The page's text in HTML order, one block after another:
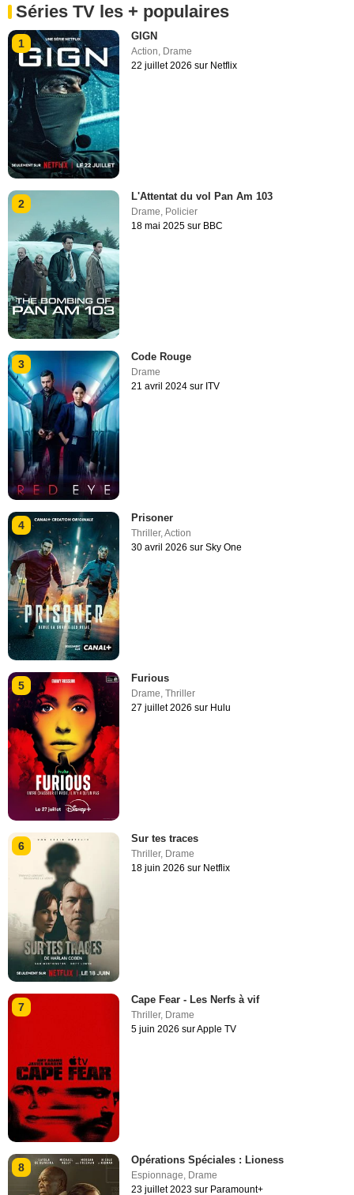
Séries TV les + populaires
1
GIGN
Action Drame
22 juillet 2026 sur Netflix
2
L'Attentat du vol Pan Am 103
Drame, Policier
18 mai 2025 sur BBC
3
Code Rouge
Drame
21 avril 2024 sur ITV
4
Prisoner
Thriller,Action
30 avril 2026 sur Sky One
5
Furious
Drame,Thriller
27 juillet 2026 sur Hulu
6
Sur tes traces
Thriller, Drame
18 juin 2026 sur Netflix
7
Cape Fear - Les Nerfs à vif
Thriller, Drame
5 juin 2026 sur Apple TV
8
Opérations Spéciales : Lioness
Espionnage, Drame
23 juillet 2023 sur Paramount+